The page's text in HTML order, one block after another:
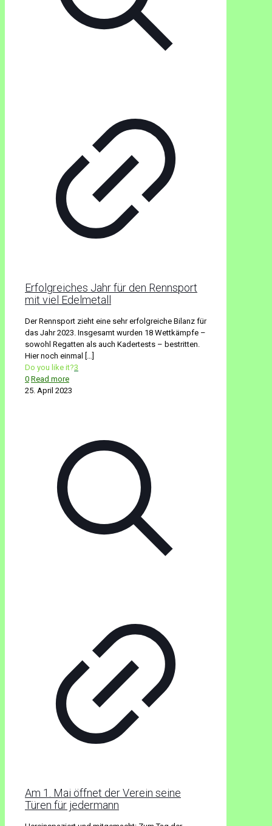
Erfolgreiches Jahr für den Rennsport
mit viel Edelmetall
Der Rennsport zieht eine sehr erfolgreiche Bilanz für
das Jahr 2023. Insgesamt wurden 18 Wettkämpfe –
sowohl Regatten als auch Kadertests – bestritten.
Hier noch einmal
Do you like it?3
0 Read more
25. April 2023
Am 1. Mai öffnet der Verein seine
Türen für jedermann